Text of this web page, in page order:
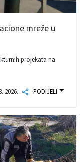
mreže u
projekata na
2026. PODIJELI